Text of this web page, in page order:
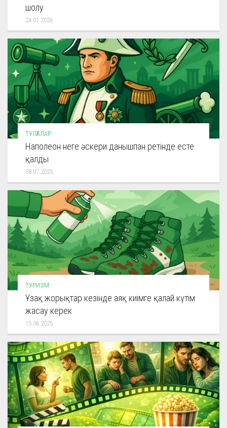
шолу
24.01.2026
ТҰЛҒАЛАР
Наполеон неге әскери данышпан ретінде есте
қалды
08.07.2025
ТУРИЗМ
Ұзақ жорықтар кезінде аяқ киімге қалай күтім
жасау керек
15.06.2025